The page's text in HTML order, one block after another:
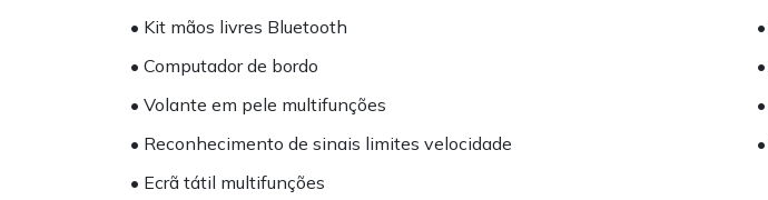
• Kit mãos livres Bluetooth
• Computador de bordo
• Volante em pele multifunções
• Reconhecimento de sinais limites velocidade
• Ecrã tátil multifunções